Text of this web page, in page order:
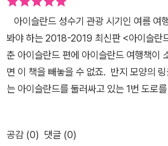
드는 또한 전 국토에 걸쳐 국립공원들이 잘
캠핑을 마음껏 즐길 수 있다. <왕좌의 게
의 상상은 현실이 된다> 등 해외 인기 드
기 예능 프로그램 <꽃보다 청춘>에도 아
소개되어 큰 주목을 받았다. <아이슬란드
드를 여행해야 하는 이유는 물론, 아이슬
지가 소개되어 있다. 골든서클, 블루라군,
요쿨살룬 빙하체험, 피요르, 고래 투어와
아이슬란드 성수기 관광 시기인 여름 여
봐야 하는 2018-2019 최신판 <아이슬란
춘 아이슬란드 편에 아이슬란드 여행책이
면 이 책을 빼놓을 수 없죠. 반지 모양의
는 아이슬란드를 둘러싸고 있는 1번 도로
만들어놓은 곳이 아이슬란드라고 할 정도
보여주는 아이슬란드. 외계행성 같은 초현
공감 (0) 댓글 (0)